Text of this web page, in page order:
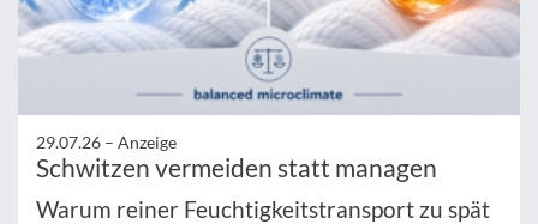
29.07.26 – Anzeige
Schwitzen vermeiden statt managen
Warum reiner Feuchtigkeitstransport zu spät